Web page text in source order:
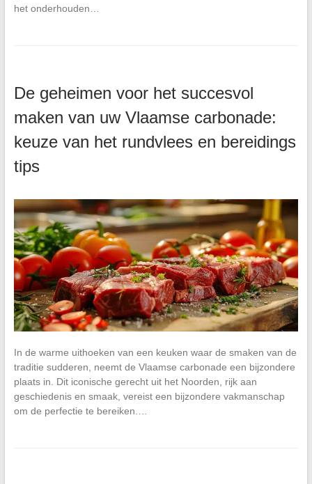
het onderhouden…
De geheimen voor het succesvol
maken van uw Vlaamse carbonade:
keuze van het rundvlees en bereidings
tips
In de warme uithoeken van een keuken waar de smaken van de
traditie sudderen, neemt de Vlaamse carbonade een bijzondere
plaats in. Dit iconische gerecht uit het Noorden, rijk aan
geschiedenis en smaak, vereist een bijzondere vakmanschap
om de perfectie te bereiken.…